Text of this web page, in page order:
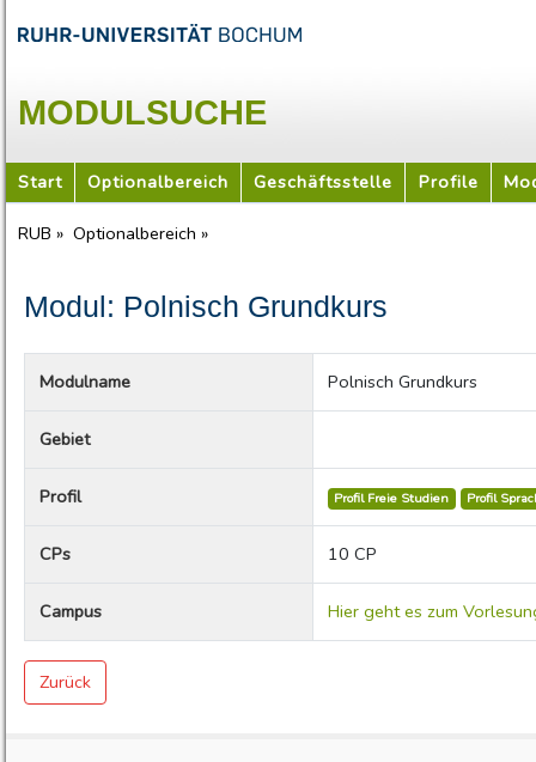
MODULSUCHE
Start Optionalbereich Geschäftsstelle Profile
RUB » Optionalbereich »
Modul: Polnisch Grundkurs
Modulname Polnisch Grundkurs
Gebiet
Profil Profil Freie Studien Profil
CPs 10 CP
Campus Hier geht es zum
Zurück